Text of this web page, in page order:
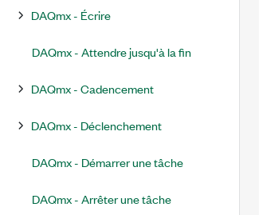
DAQmx - Écrire
DAQmx - Attendre jusqu'à la fin
DAQmx - Cadencement
DAQmx - Déclenchement
DAQmx - Démarrer une tâche
DAQmx - Arrêter une tâche